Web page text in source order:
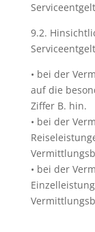
9.2.
• bei der
auf die
Ziffer B. hin.
• bei der
• bei der